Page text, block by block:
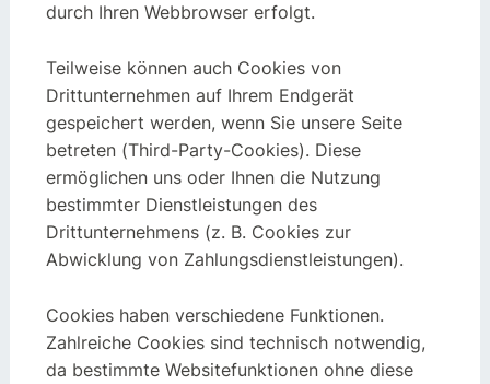
durch Ihren Webbrowser erfolgt.
Teilweise können auch Cookies von
Drittunternehmen auf Ihrem Endgerät
gespeichert werden, wenn Sie unsere Seite
betreten (Third-Party-Cookies). Diese
ermöglichen uns oder Ihnen die Nutzung
bestimmter Dienstleistungen des
Drittunternehmens (z. B. Cookies zur
Abwicklung von Zahlungsdienstleistungen).
Cookies haben verschiedene Funktionen.
Zahlreiche Cookies sind technisch notwendig,
da bestimmte Websitefunktionen ohne diese